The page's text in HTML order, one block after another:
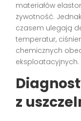
materiałów
żywotność.
czasem ulegają
temperatur,
chemicznych
eksploatacyjnych.
z